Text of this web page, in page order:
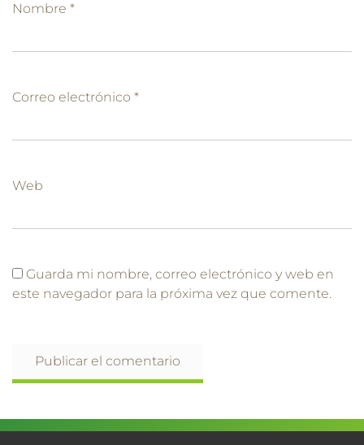
Nombre *
Correo electrónico *
Web
Guarda mi nombre, correo electrónico y web en
este navegador para la próxima vez que comente.